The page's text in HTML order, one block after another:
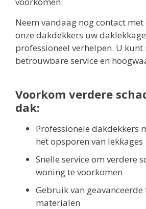
Neem vandaag nog contact
onze dakdekkers uw
professioneel verhelpen. U kunt
betrouwbare service en
Voorkom verdere
dak:
Professionele dakdekkers
het opsporen van lekkages
Snelle service om verdere
woning te voorkomen
Gebruik van geavanceerde
materialen